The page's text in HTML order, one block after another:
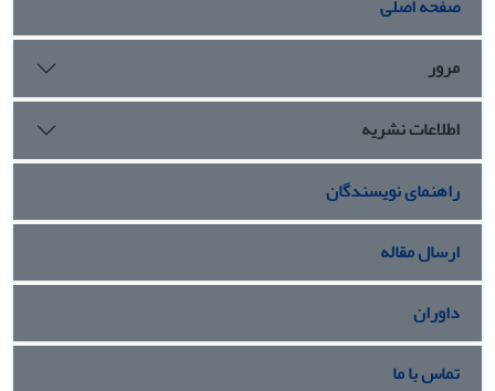
مرور
اطلاعات نشریه
راهنمای نویسندگان
ارسال مقاله
داوران
تماس با ما